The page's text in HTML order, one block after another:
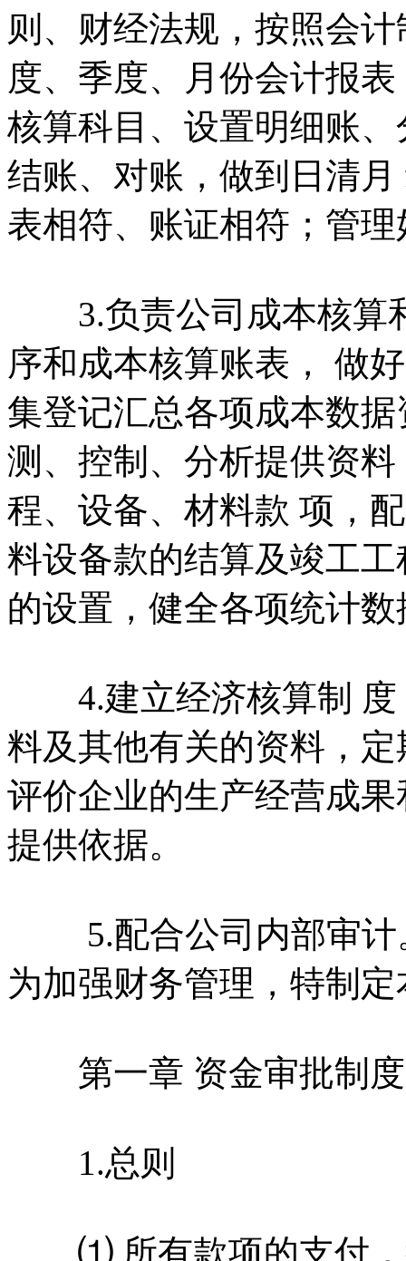
则、财经法规，按照会
度、季度、月份会计报
核算科目、设置明细账
结账、对账，做到日清
表相符、账证相符；管
3.负责公司成本核算
序和成本核算账表， 做
集登记汇总各项成本数
测、控制、分析提供资
程、设备、材料款 项，
料设备款的结算及竣工
的设置，健全各项统计数
4.建立经济核算制 度
料及其他有关的资料，
评价企业的生产经营成
提供依据。
5.配合公司内部审计
为加强财务管理，特制
第一章 资金审批制度
1.总则
⑴ 所有款项的支付，